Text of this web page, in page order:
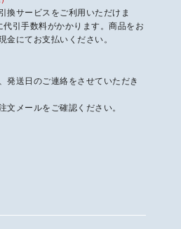
換サービスをご利用いただけま
引手数料がかかります。商品をお
金にてお支払いください。
発送日のご連絡をさせていただき
文メールをご確認ください。